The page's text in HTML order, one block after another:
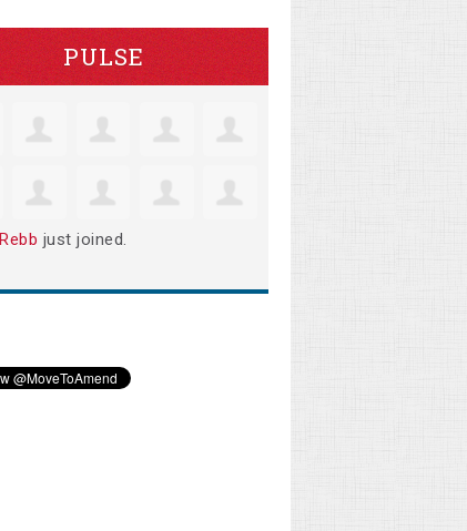
PULSE
just joined.